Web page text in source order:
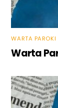
WARTA PAROKI
Warta